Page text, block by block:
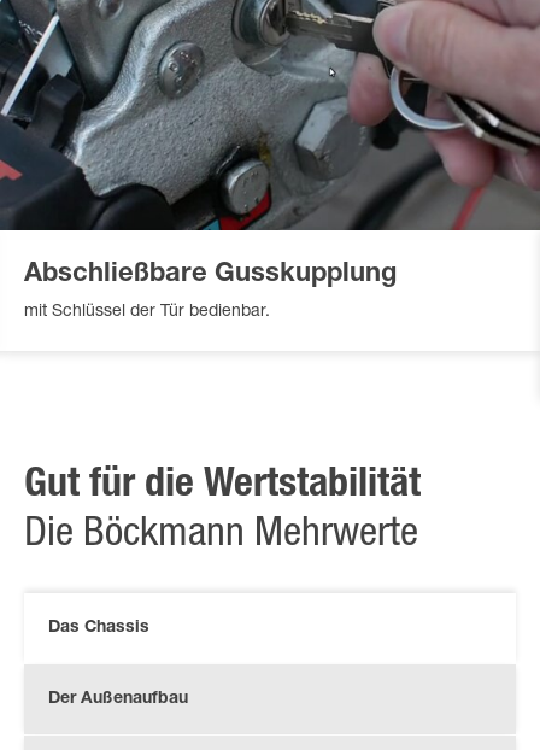
Abschließbare Gusskupplung
mit Schlüssel der Tür bedienbar.
Gut für die Wertstabilität
Die Böckmann Mehrwerte
Das Chassis
Der Außenaufbau